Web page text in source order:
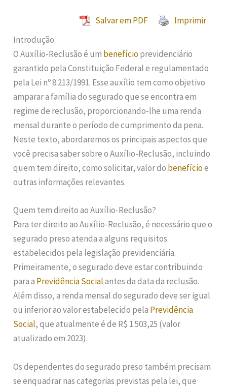
Salvar em PDF
Imprimir
Introdução
O Auxílio-Reclusão é um benefícioprevidenciário
garantido pela Constituição Federal e regulamentado
pela Lei nº 8.213/1991. Esse auxílio tem como objetivo
amparar a família do segurado que se encontra em
regime de reclusão, proporcionando-lhe uma renda
mensal durante o período de cumprimento da pena.
Neste texto, abordaremos os principais aspectos que
você precisa saber sobre o Auxílio-Reclusão, incluindo
quem tem direito, como solicitar, valor do benefícioe
outras informações relevantes.
Quem tem direito ao Auxílio-Reclusão?
Para ter direito ao Auxílio-Reclusão, é necessário que o
segurado preso atenda a alguns requisitos
estabelecidos pela legislação previdenciária.
Primeiramente, o segurado deve estar contribuindo
para a Previdência Socialantes da data da reclusão.
Além disso, a renda mensal do segurado deve ser igual
ou inferior ao valor estabelecido pela Previdência
Social, que atualmente é de R$ 1.503,25 (valor
atualizado em 2023).
Os dependentes do segurado preso também precisam
se enquadrar nas categorias previstas pela lei, que